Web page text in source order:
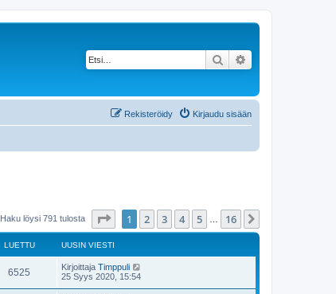
Etsi
Kirjaudu sisään
Rekisteröidy
Haku löysi 791 tulosta Sivu 16
1 2 3 4 5 16
LUETTU UUSIN VIESTI
6525 Kirjoittaja Timppuli
25 Syys 2020, 15:54